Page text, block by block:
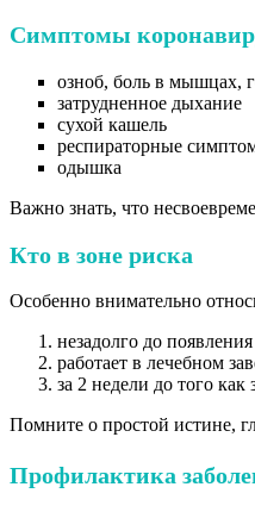
Симптомы
озноб, боль в мышцах,
затрудненное дыхание
сухой кашель
респираторные
одышка
Важно знать, что
Кто в зоне риска
Особенно внимательно
незадолго до
работает в лечебном
за 2 недели до того
Помните о простой истине,
Профилактика